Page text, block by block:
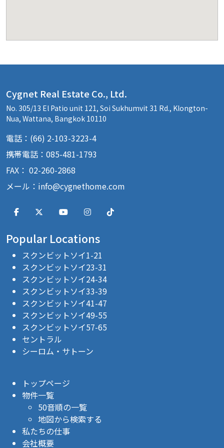
Cygnet Real Estate Co., Ltd.
No. 305/13 El Patio unit 121, Soi Sukhumvit 31 Rd., Klongton-
Nua, Wattana, Bangkok 10110
電話：(66) 2-103-3223-4
携帯電話：085-481-1793
FAX： 02-260-2868
メール： info@cygnethome.com
Popular Locations
スクンビットソイ1-21
スクンビットソイ23-31
スクンビットソイ24-34
スクンビットソイ33-39
スクンビットソイ41-47
スクンビットソイ49-55
スクンビットソイ57-65
セントラル
シーロム・サトーン
トップページ
物件一覧
50音順の一覧
地図から検索する
私たちの仕事
会社概要